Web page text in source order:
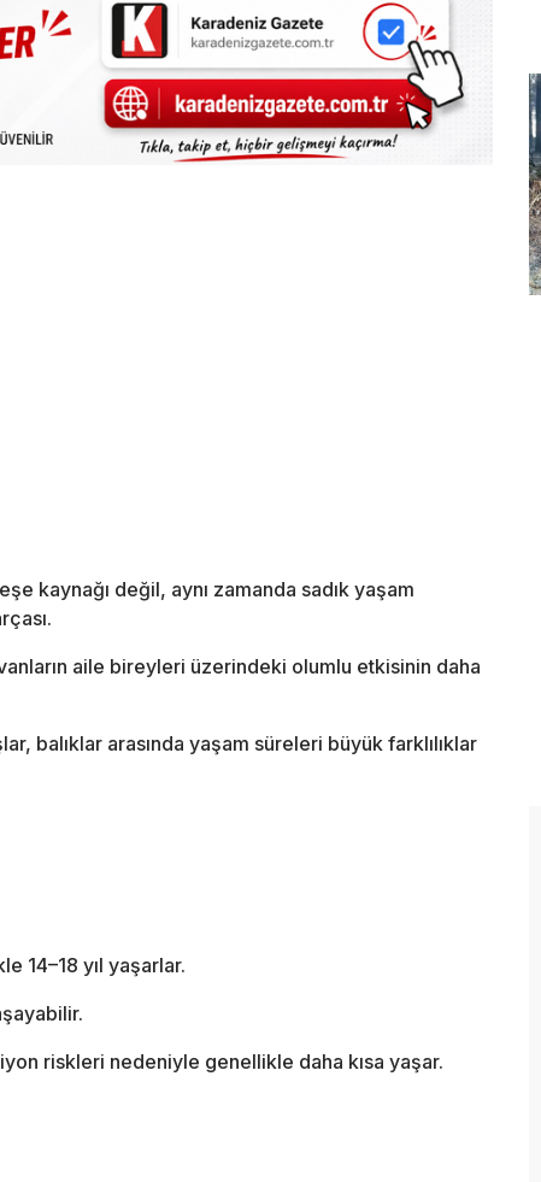
kaynağı değil, aynı zamanda sadık yaşam
aile bireyleri üzerindeki olumlu etkisinin daha
balıklar arasında yaşam süreleri büyük farklılıklar
14–18 yıl yaşarlar.
riskleri nedeniyle genellikle daha kısa yaşar.